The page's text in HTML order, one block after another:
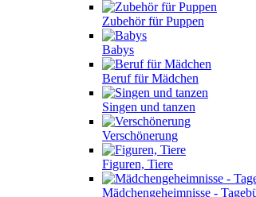
Zubehör für Puppen
Babys
Beruf für Mädchen
Singen und tanzen
Verschönerung
Figuren, Tiere
Mädchengeheimnisse -